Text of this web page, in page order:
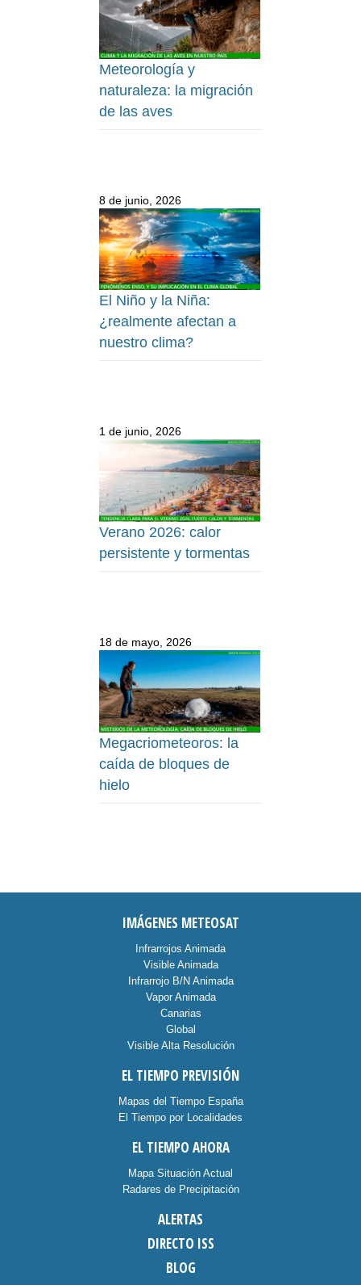
Meteorología y
naturaleza: la migración
de las aves
8 de junio, 2026
El Niño y la Niña:
¿realmente afectan a
nuestro clima?
1 de junio, 2026
Verano 2026: calor
persistente y tormentas
18 de mayo, 2026
Megacriometeoros: la
caída de bloques de
hielo
IMÁGENES METEOSAT
Infrarrojos Animada
Visible Animada
Infrarrojo B/N Animada
Vapor Animada
Canarias
Global
Visible Alta Resolución
EL TIEMPO PREVISIÓN
Mapas del Tiempo España
El Tiempo por Localidades
EL TIEMPO AHORA
Mapa Situación Actual
Radares de Precipitación
ALERTAS
DIRECTO ISS
BLOG